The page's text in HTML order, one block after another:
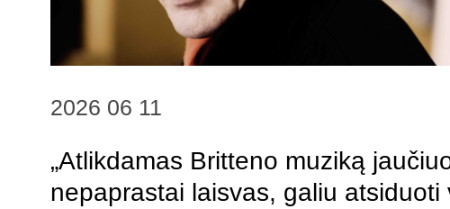
2026 06 11
„Atlikdamas Britteno muziką
nepaprastai laisvas, galiu atsiduoti